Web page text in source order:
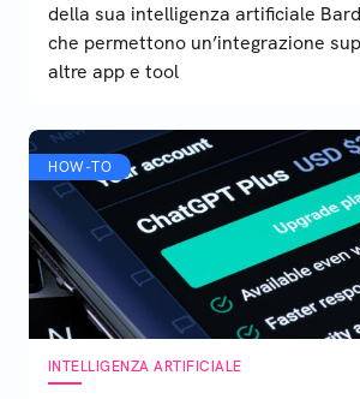
della sua intelligenza artificiale
che permettono un’integrazione
altre app e tool
HOW-TO
INTELLIGENZA ARTIFICIALE